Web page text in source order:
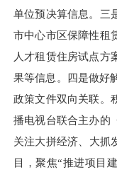
单位预决算信息。三
市中心市区保障性租
人才租赁住房试点方
果等信息。四是做好
政策文件双向关联。
播电视台联合主办的
关注大拼经济、大抓
目，聚焦“推进项目